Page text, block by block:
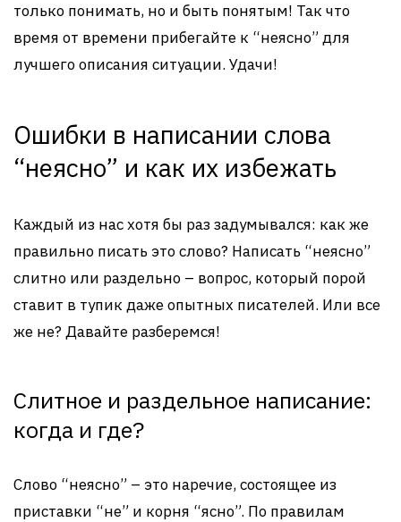
только понимать, но и быть понятым! Так что
время от времени прибегайте к “неясно” для
лучшего описания ситуации. Удачи!
Ошибки в написании слова
“неясно” и как их избежать
Каждый из нас хотя бы раз задумывался: как же
правильно писать это слово? Написать “неясно”
слитно или раздельно – вопрос, который порой
ставит в тупик даже опытных писателей. Или все
же не? Давайте разберемся!
Слитное и раздельное написание:
когда и где?
Слово “неясно” – это наречие, состоящее из
приставки “не” и корня “ясно”. По правилам